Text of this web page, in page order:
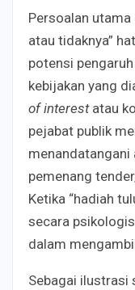
Persoalan
atau tidaknya”
potensi
kebijakan yang
of interestatau
pejabat publik
menandatangani
pemenang
Ketika “hadiah
secara
dalam
Sebagai ilustrasi